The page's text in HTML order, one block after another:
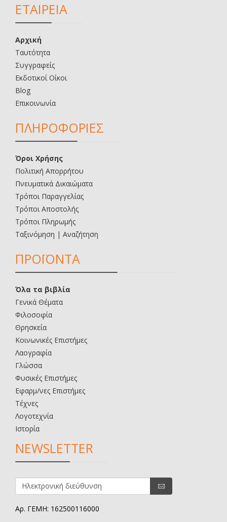
ΕΤΑΙΡΕΙΑ
Αρχική
Ταυτότητα
Συγγραφείς
Εκδοτικοί Οίκοι
Blog
Επικοινωνία
ΠΛΗΡΟΦΟΡΙΕΣ
Όροι Χρήσης
Πολιτική Απορρήτου
Πνευματικά Δικαιώματα
Τρόποι Παραγγελίας
Τρόποι Αποστολής
Τρόποι Πληρωμής
Ταξινόμηση | Αναζήτηση
ΠΡΟΪΟΝΤΑ
Όλα τα βιβλία
Γενικά Θέματα
Φιλοσοφία
Θρησκεία
Κοινωνικές Επιστήμες
Λαογραφία
Γλώσσα
Φυσικές Επιστήμες
Εφαρμ/νες Επιστήμες
Τέχνες
Λογοτεχνία
Ιστορία
NEWSLETTER
Αρ. ΓΕΜΗ: 162500116000